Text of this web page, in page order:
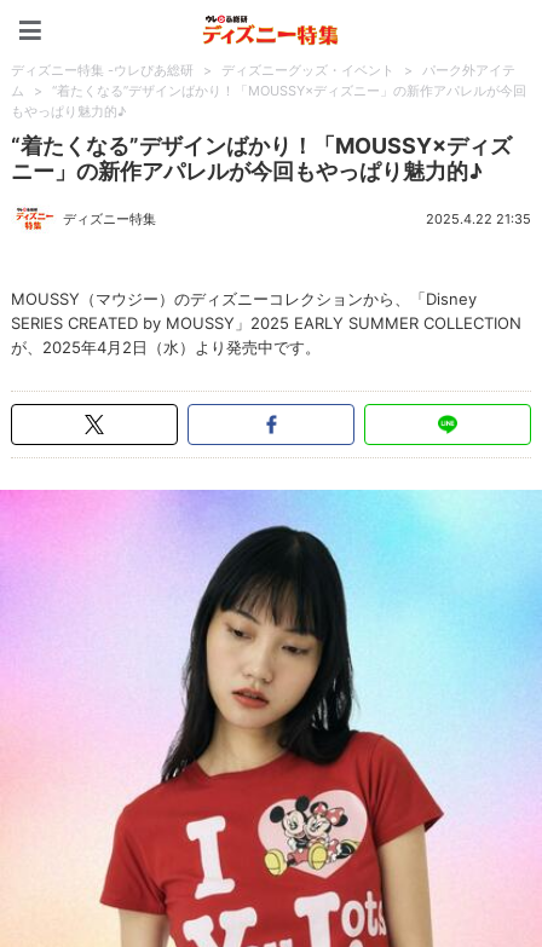
ディズニー特集 -ウレぴあ総研 > ディズニーグッズ・イベント >
パーク外アイテ
ム
>
“着たくなる”デザインばかり！「MOUSSY×ディズニー」の新作アパレルが今回
もやっぱり魅力的♪
“着たくなる”デザインばかり！「MOUSSY×ディズ
ニー」の新作アパレルが今回もやっぱり魅力的♪
ディズニー特集 2025.4.22 21:35
MOUSSY（マウジー）のディズニーコレクションから、「Disney
SERIES CREATED by MOUSSY」2025 EARLY SUMMER COLLECTION
が、2025年4月2日（水）より発売中です。